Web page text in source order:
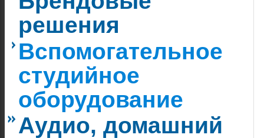
решения
Вспомогательное
студийное
оборудование
Аудио, домашний